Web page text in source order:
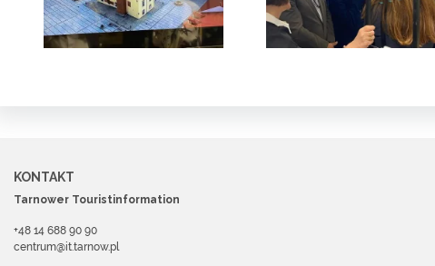
KONTAKT
Tarnower Touristinformation
+48 14 688 90 90
centrum@it.tarnow.pl